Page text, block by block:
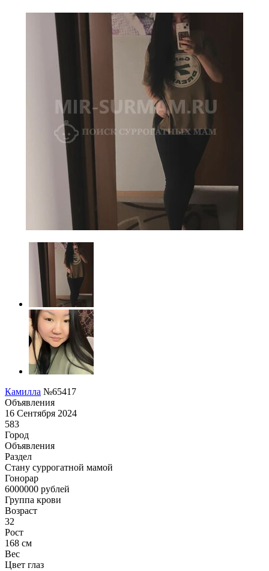
Камилла №65417
Объявления
16 Сентября 2024
583
Город
Объявления
Раздел
Cтану суррогатной мамой
Гонoрар
6000000 рублей
Группа крови
Возраст
32
Рост
168 см
Вес
Цвет глаз